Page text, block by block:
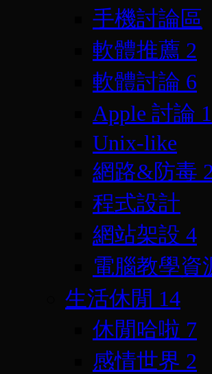
手機討論區
軟體推薦 2
軟體討論 6
Apple 討論 1
Unix-like
網路&防毒
程式設計
網站架設 4
電腦教學資
生活休閒 14
休閒哈啦 7
感情世界 2